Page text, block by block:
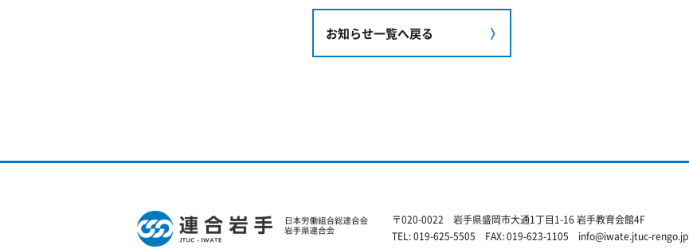
お知らせ一覧へ戻る
〒020-0022 岩手県盛岡市大通1丁目1-16 岩手教育会館4F
TEL: 019-625-5505 FAX: 019-623-1105 info@iwate.jtuc-rengo.jp